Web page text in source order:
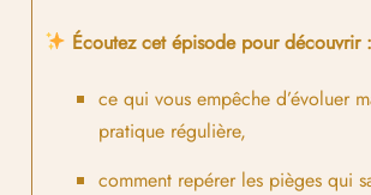
Écoutez cet épisode pour découvrir :
ce qui vous empêche d’évoluer
pratique régulière,
comment repérer les pièges qui